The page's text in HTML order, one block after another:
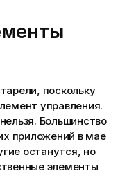
поскольку
управления.
Большинство
приложений в мае
останутся, но
элементы